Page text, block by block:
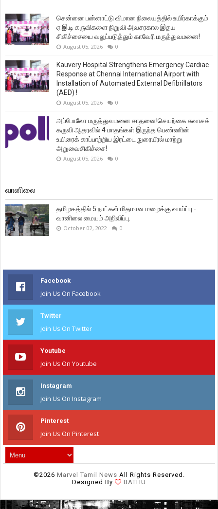
சென்னை பன்னாட்டு விமான நிலையத்தில் உயிர்காக்கும்
ஏ.இ.டி கருவிகளை நிறுவி அவசரகால இதய
சிகிச்சையை வலுப்படுத்தும் காவேரி மருத்துவமனை!
August 05, 2026 0
Kauvery Hospital Strengthens Emergency Cardiac
Response at Chennai International Airport with
Installation of Automated External Defibrillators
(AED) !
August 05, 2026 0
அப்போலோ மருத்துவமனை சாதனை!செயற்கை சுவாசக்
கருவி ஆதரவில் 4 மாதங்கள் இருந்த பெண்ணின்
உயிரைக் காப்பாற்றிய இரட்டை நுரையீரல் மாற்று
அறுவைசிகிச்சை!
August 05, 2026 0
வானிலை
தமிழகத்தில் 5 நாட்கள் மிதமான மழைக்கு வாய்ப்பு -
வானிலை மையம் அறிவிப்பு.
October 02, 2022 0
Facebook
Join Us On Facebook
Twitter
Join Us On Twitter
Youtube
Join Us On Youtube
Instagram
Join Us On Instagram
Pinterest
Join Us On Pinterest
©2026 Marvel Tamil News All Rights Reserved.
Designed By
BATHU